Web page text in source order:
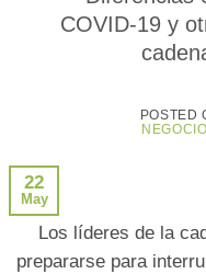
COVID-19 y
POSTED
22
May
Los líderes de la
prepararse para